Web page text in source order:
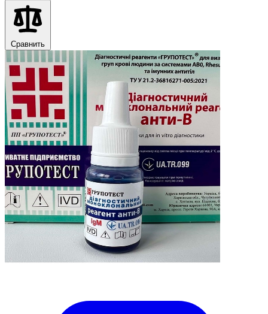
Сравнить